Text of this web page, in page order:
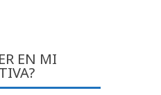
EN MI